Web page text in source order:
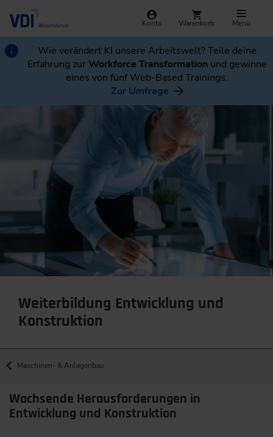
Konto Warenkorb Menü
Wie verändert KI unsere Arbeitswelt? Teile deine
Erfahrung zurWorkforce Transformation und gewinne
eines von fünf Web-Based Trainings.
Zur Umfrage
Weiterbildung Entwicklung und
Konstruktion
Maschinen- & Anlagenbau
Wachsende Herausforderungen in
Entwicklung und Konstruktion